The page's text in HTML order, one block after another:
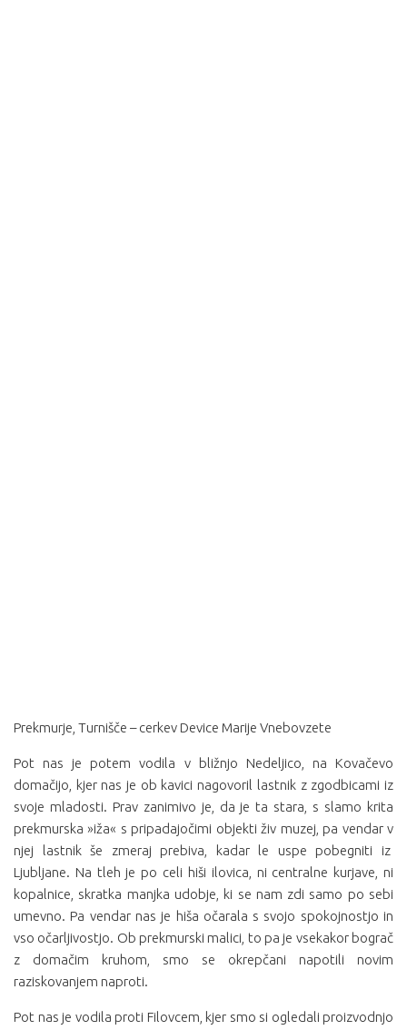
Prekmurje, Turnišče – cerkev Device Marije Vnebovzete
Pot nas je potem vodila v bližnjo Nedeljico, na Kovačevo
domačijo, kjer nas je ob kavici nagovoril lastnik z zgodbicami iz
svoje mladosti. Prav zanimivo je, da je ta stara, s slamo krita
prekmurska »iža« s pripadajočimi objekti živ muzej, pa vendar v
njej lastnik še zmeraj prebiva, kadar le uspe pobegniti iz
Ljubljane. Na tleh je po celi hiši ilovica, ni centralne kurjave, ni
kopalnice, skratka manjka udobje, ki se nam zdi samo po sebi
umevno. Pa vendar nas je hiša očarala s svojo spokojnostjo in
vso očarljivostjo. Ob prekmurski malici, to pa je vsekakor bograč
z domačim kruhom, smo se okrepčani napotili novim
raziskovanjem naproti.
Pot nas je vodila proti Filovcem, kjer smo si ogledali proizvodnjo